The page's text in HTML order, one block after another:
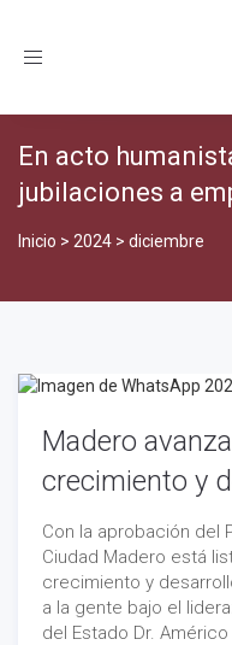
Toggle
En acto
jubilaciones a
Inicio > 2024 > diciembre
Madero
crecimiento y
Con la aprobación del
Ciudad Madero está
crecimiento y
a la gente bajo el
del Estado Dr.